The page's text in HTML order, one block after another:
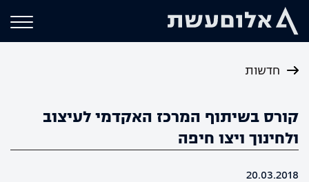
חדשות
קורס בשיתוף המרכז האקדמי לעיצוב
ולחינוך ויצו חיפה
20.03.2018